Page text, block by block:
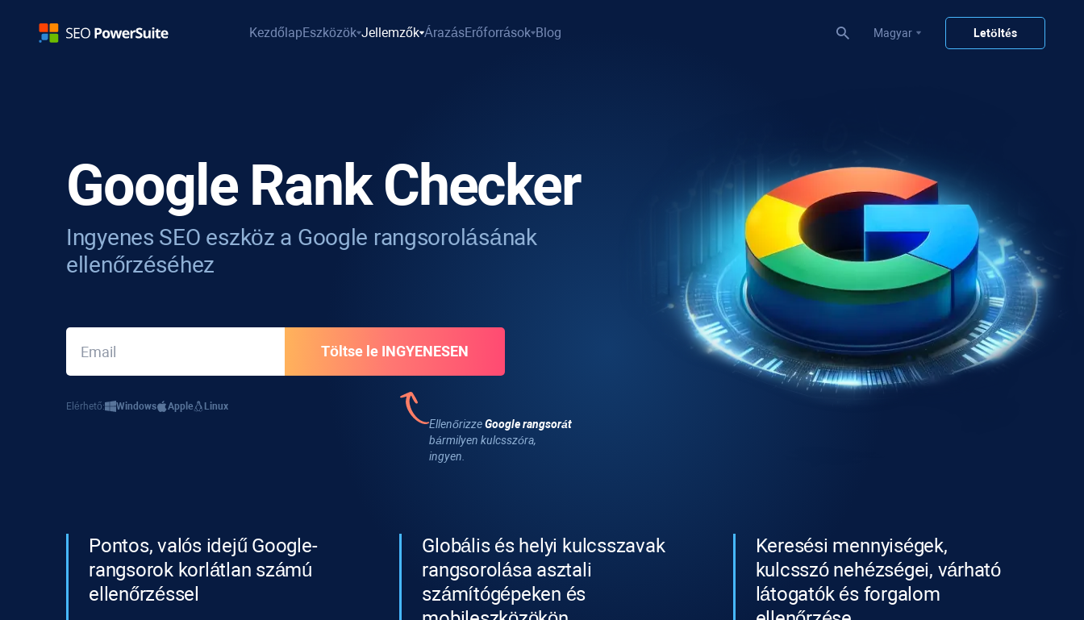
KezdőlapEszközök Jellemzők ÁrazásErőforrások Blog Magyar Letöltés
Google Rank Checker
Ingyenes SEO eszköz a Google rangsorolásának
ellenőrzéséhez
EllenőrizzeGoogle rangsorát
bármilyen kulcsszóra,
ingyen.
Elérhető: Windows Apple Linux
Pontos, valós idejű Google-
rangsorok korlátlan számú
ellenőrzéssel
Globális és helyi kulcsszavak
rangsorolása asztali
számítógépeken és
Keresési mennyiségek,
kulcsszó nehézségei, várható
látogatók és forgalom